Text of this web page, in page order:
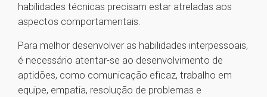
habilidades técnicas precisam estar atreladas aos
aspectos comportamentais.
Para melhor desenvolver as habilidades interpessoais,
é necessário atentar-se ao desenvolvimento de
aptidões, como comunicação eficaz, trabalho em
equipe, empatia, resolução de problemas e